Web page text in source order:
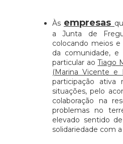
Às empresas
a Junta de
colocando meios
da comunidade, e
particular aoTiago
(Marina Vicente e
participação ativa
situações, pelo
colaboração na
problemas no
elevado sentido
solidariedade com